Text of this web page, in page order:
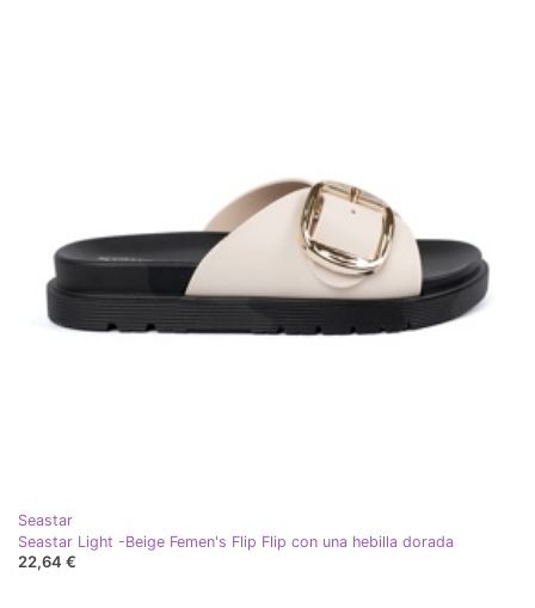
Seastar
Seastar Light -Beige Femen's Flip Flip con una hebilla dorada
22,64 €